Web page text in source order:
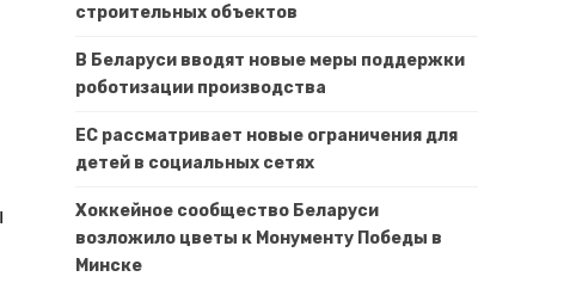
строительных объектов
В Беларуси вводят новые меры поддержки
роботизации производства
ЕС рассматривает новые ограничения для
детей в социальных сетях
Хоккейное сообщество Беларуси
возложило цветы к Монументу Победы в
Минске